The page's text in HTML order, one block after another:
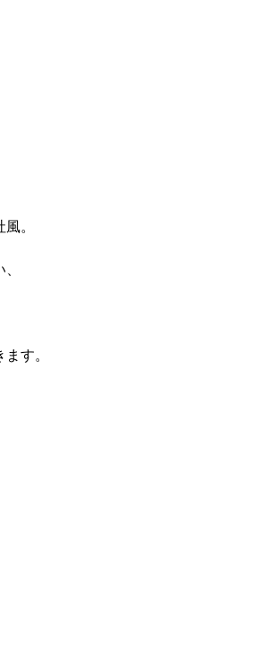
。
す。